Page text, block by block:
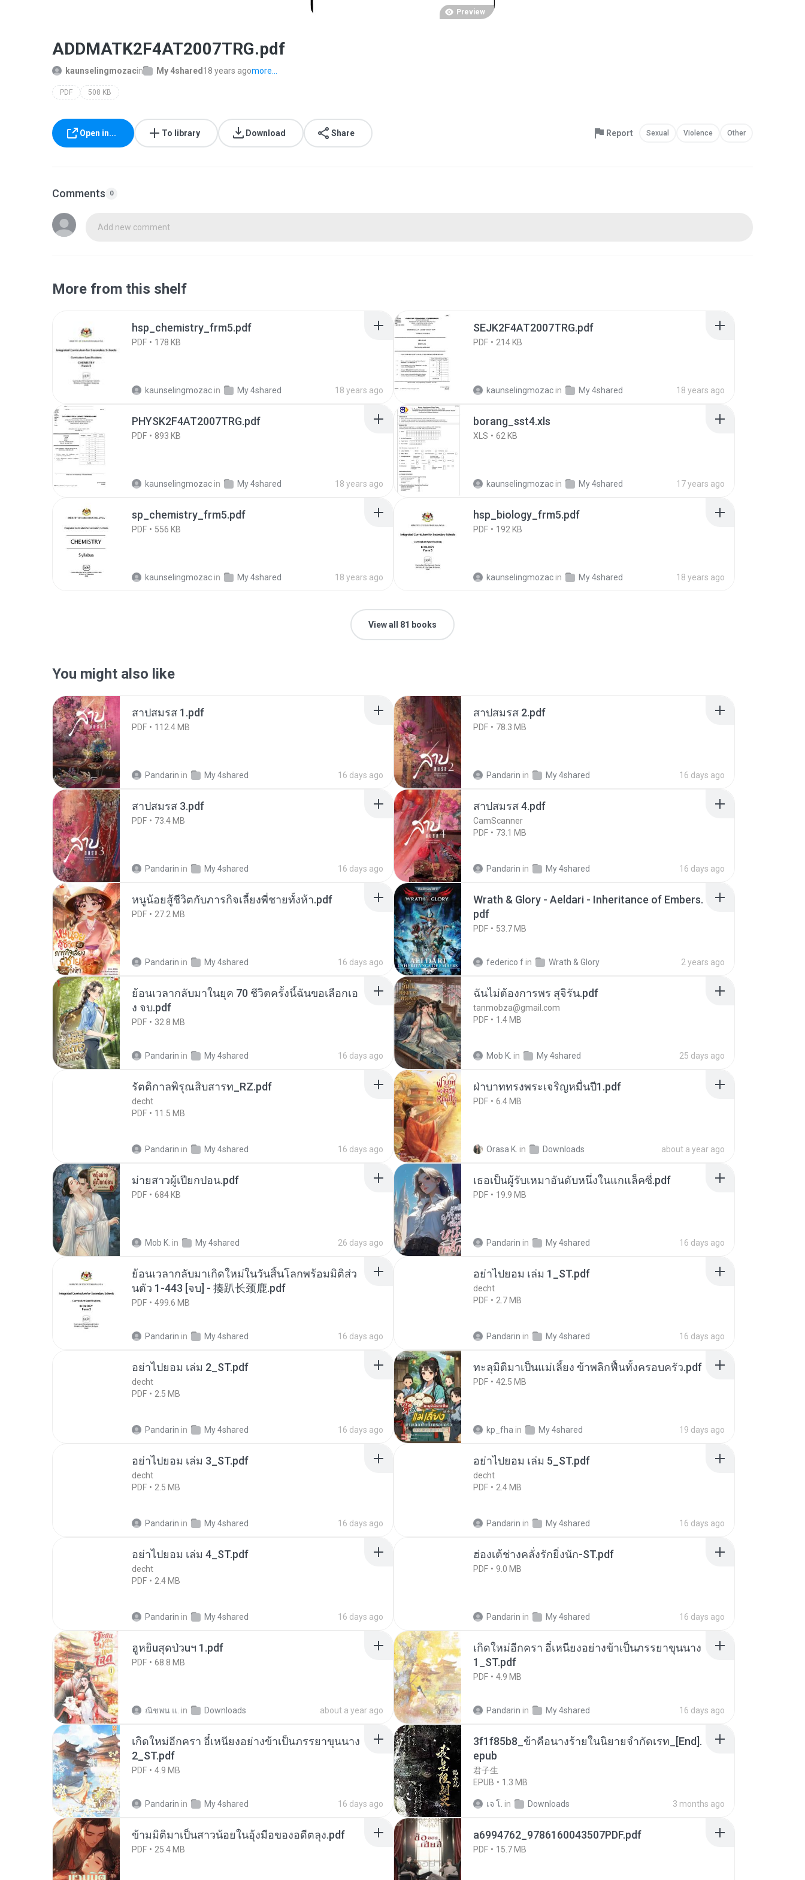
Preview
ADDMATK2F4AT2007TRG.pdf
kaunselingmozacin My 4shared 18 years agomore...
PDF 508 KB
Open in... To library Download Share Report Sexual Violence Other
Comments 0
Add new comment
More from this shelf
hsp_chemistry_frm5.pdf
PDF 178 KB
kaunselingmozac in My 4shared 18 years ago
SEJK2F4AT2007TRG.pdf
PDF 214 KB
kaunselingmozac in My 4shared 18 years ago
PHYSK2F4AT2007TRG.pdf
PDF 893 KB
kaunselingmozac in My 4shared 18 years ago
borang_sst4.xls
XLS 62 KB
kaunselingmozac in My 4shared 17 years ago
sp_chemistry_frm5.pdf
PDF 556 KB
kaunselingmozac in My 4shared 18 years ago
hsp_biology_frm5.pdf
PDF 192 KB
kaunselingmozac in My 4shared 18 years ago
View all 81 books
You might also like
สาปสมรส 1.pdf
PDF 112.4 MB
Pandarin in My 4shared 16 days ago
สาปสมรส 2.pdf
PDF 78.3 MB
Pandarin in My 4shared 16 days ago
สาปสมรส 3.pdf
PDF 73.4 MB
Pandarin in My 4shared 16 days ago
สาปสมรส 4.pdf
CamScanner
PDF
73.1 MB
Pandarin in My 4shared 16 days ago
หนูน้อยสู้ชีวิตกับภารกิจเลี้ยงพี่ชายทั้งห้า.pdf
PDF 27.2 MB
Pandarin in My 4shared 16 days ago
Wrath & Glory - Aeldari - Inheritance of Embers.
pdf
PDF 53.7 MB
federico f in Wrath & Glory 2 years ago
ย้อนเวลากลับมาในยุค 70 ชีวิตครั้งนี้ฉันขอเลือกเอ
ง จบ.pdf
PDF 32.8 MB
Pandarin in My 4shared 16 days ago
ฉันไม่ต้องการพร สุจิรัน.pdf
tanmobza@gmail.com
PDF
1.4 MB
Mob K. in My 4shared 25 days ago
รัตติกาลพิรุณสิบสารท_RZ.pdf
decht
PDF
11.5 MB
Pandarin in My 4shared 16 days ago
ฝ่าบาททรงพระเจริญหมื่นปี1.pdf
PDF 6.4 MB
Orasa K. in Downloads about a year ago
ม่ายสาวผู้เปียกปอน.pdf
PDF 684 KB
Mob K. in My 4shared 26 days ago
เธอเป็นผู้รับเหมาอันดับหนึ่งในแกแล็คซี่.pdf
PDF 19.9 MB
Pandarin in My 4shared 16 days ago
ย้อนเวลากลับมาเกิดใหม่ในวันสิ้นโลกพร้อมมิติส่ว
นตัว 1-443 [จบ] - 揍趴长颈鹿.pdf
PDF 499.6 MB
Pandarin in My 4shared 16 days ago
อย่าไปยอม เล่ม 1_ST.pdf
decht
PDF
2.7 MB
Pandarin in My 4shared 16 days ago
อย่าไปยอม เล่ม 2_ST.pdf
decht
PDF
2.5 MB
Pandarin in My 4shared 16 days ago
ทะลุมิติมาเป็นแม่เลี้ยง ข้าพลิกฟื้นทั้งครอบครัว.pdf
PDF 42.5 MB
kp_fha in My 4shared 19 days ago
อย่าไปยอม เล่ม 3_ST.pdf
decht
PDF
2.5 MB
Pandarin in My 4shared 16 days ago
อย่าไปยอม เล่ม 5_ST.pdf
decht
PDF
2.4 MB
Pandarin in My 4shared 16 days ago
อย่าไปยอม เล่ม 4_ST.pdf
decht
PDF
2.4 MB
Pandarin in My 4shared 16 days ago
ฮ่องเต้ช่างคลั่งรักยิ่งนัก-ST.pdf
PDF 9.0 MB
Pandarin in My 4shared 16 days ago
ฮูหยิuสุดป่วuฯ 1.pdf
PDF 68.8 MB
ณิชพน แ. in Downloads about a year ago
เกิดใหม่อีกครา อี๋เหนียงอย่างข้าเป็นภรรยาขุนนาง
1_ST.pdf
PDF 4.9 MB
Pandarin in My 4shared 16 days ago
เกิดใหม่อีกครา อี๋เหนียงอย่างข้าเป็นภรรยาขุนนาง
2_ST.pdf
PDF 4.9 MB
Pandarin in My 4shared 16 days ago
3f1f85b8_ข้าคือนางร้ายในนิยายจำกัดเรท_[End].
epub
君子生
EPUB
1.3 MB
เจ โ. in Downloads 3 months ago
ข้ามมิติมาเป็นสาวน้อยในอุ้งมือของอดีตลุง.pdf
PDF 25.4 MB
a6994762_9786160043507PDF.pdf
PDF 15.7 MB